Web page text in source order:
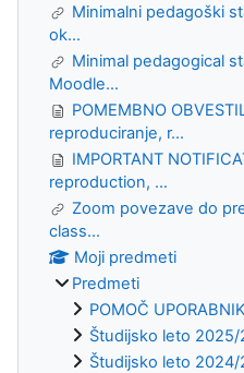
Minimalni pedagoški
ok...
Minimal pedagogical
Moodle...
POMEMBNO
reproduciranje, r...
IMPORTANT
reproduction, ...
Zoom povezave do
class...
Moji predmeti
Predmeti
POMOČ
Študijsko leto
Študijsko leto 2024/